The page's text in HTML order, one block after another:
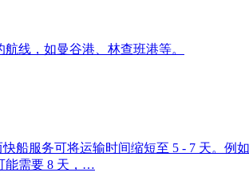
线，如曼谷港、林查班港等。
船服务可将运输时间缩短至 5 - 7 天。
能需要 8 天，…